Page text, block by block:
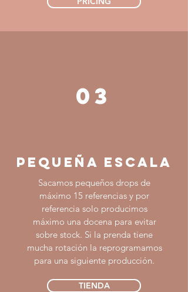
03
PEQUEÑA ESCALA
Sacamos pequeños drops de
máximo 15 referencias y por
referencia solo producimos
máximo una docena para evitar
sobre stock. Si la prenda tiene
mucha rotación la reprogramamos
para una siguiente producción.
TIENDA